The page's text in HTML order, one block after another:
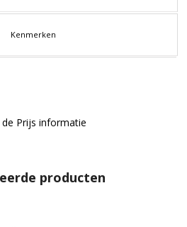
Kenmerken
Prijs informatie
producten